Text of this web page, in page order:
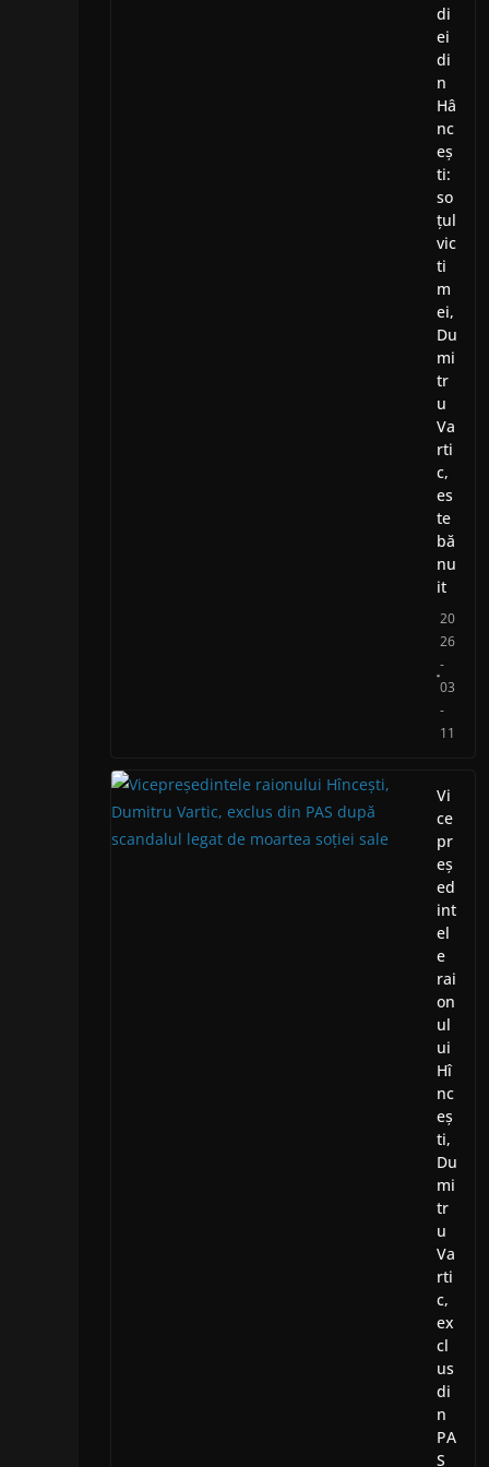
di
ei
di
n
Hâ
nc
eș
ti:
so
țul
vic
ti
m
ei,
Du
mi
tr
u
Va
rti
c,
es
te
bă
nu
it
20
26
-
03
-
11
Vi
ce
pr
eș
ed
int
el
e
rai
on
ul
ui
Hî
nc
eș
ti,
Du
mi
tr
u
Va
rti
c,
ex
cl
us
di
n
PA
S